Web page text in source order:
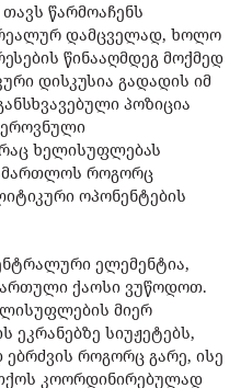
წარმოაჩენს
დამცველად, ხოლო
წინააღმდეგ მოქმედ
დისკუსია გადადის იმ
პოზიცია
ხელისუფლებას
როგორც
ოპონენტების
ელემენტია,
ქაოსი ვუწოდოთ.
მიერ
ეკრანებზე სიუჟეტებს,
როგორც გარე, ისე
კოორდინირებულად